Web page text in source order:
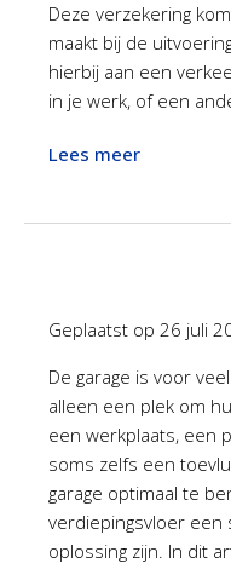
Deze verzekering
maakt bij de
hierbij aan een
in je werk, of een
Lees meer
Geplaatst op 26 juli
De garage is voor
alleen een plek om
een werkplaats, een
soms zelfs een
garage optimaal te
verdiepingsvloer een
oplossing zijn. In dit